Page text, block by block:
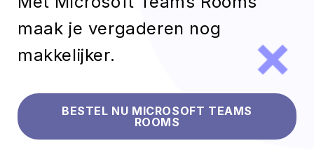
maak je vergaderen nog
makkelijker.
BESTEL NU MICROSOFT TEAMS
ROOMS